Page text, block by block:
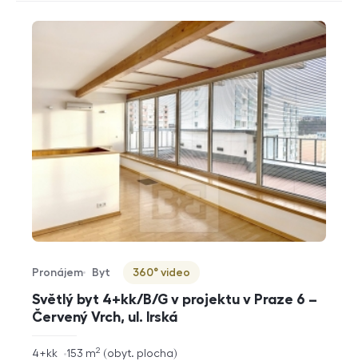
Světlý byt 4+kk/B/G v projektu v Praze 6 –
Červený Vrch, ul. Irská
Typ nabídky
Pronájem
Typ nemovitosti
Byt
Virtuální prohlídka
360° video
rozměry
4+kk obyt. plocha
153 m2